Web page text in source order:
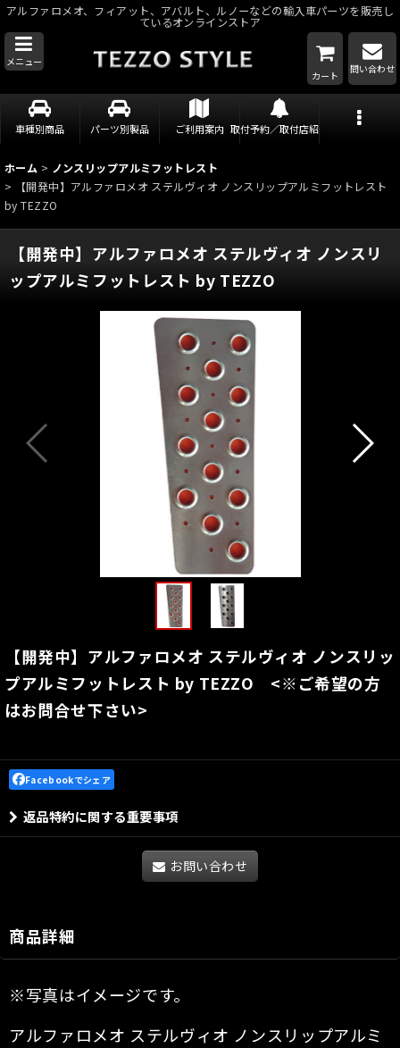
アルファロメオ、フィアット、アバルト、ルノーなどの輸入車パーツを販売し
ているオンラインストア
メニュー
カート
問い合わせ
車種別商品 パーツ別製品 ご利用案内 取付予約／取付店紹介
ホーム > ノンスリップアルミフットレスト
>
【開発中】アルファロメオ ステルヴィオ ノンスリップアルミフットレスト
by TEZZO
【開発中】アルファロメオ ステルヴィオ ノンスリ
ップアルミフットレスト by TEZZO
【開発中】アルファロメオ ステルヴィオ ノンスリッ
プアルミフットレスト by TEZZO <※ご希望の方
はお問合せ下さい>
Facebookでシェア
返品特約に関する重要事項
お問い合わせ
商品詳細
※写真はイメージです。
アルファロメオ ステルヴィオ ノンスリップアルミ